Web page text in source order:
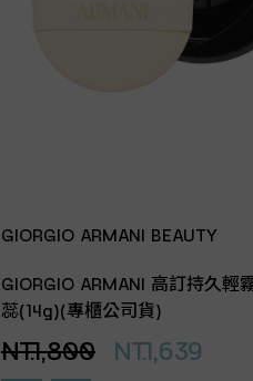
GIORGIO ARMANI BEAUTY
GIORGIO ARMANI 高訂持久輕
蕊(14g)(專櫃公司貨)
NT.1,800 NT.1,639